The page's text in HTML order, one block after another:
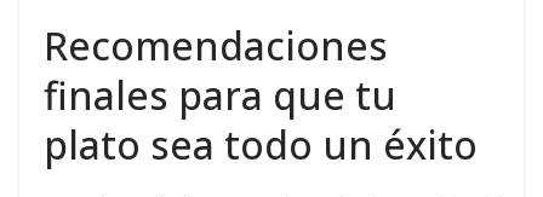
Recomendaciones
finales para que tu
plato sea todo un éxito